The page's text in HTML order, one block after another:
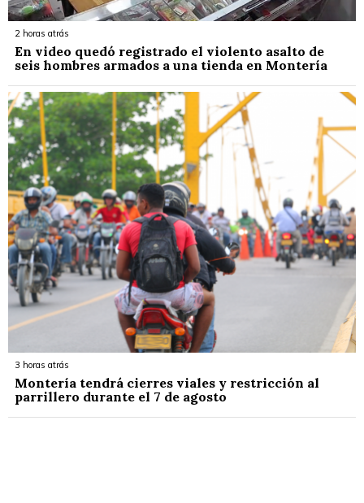
2 horas atrás
En video quedó registrado el violento asalto de
seis hombres armados a una tienda en Montería
3 horas atrás
Montería tendrá cierres viales y restricción al
parrillero durante el 7 de agosto